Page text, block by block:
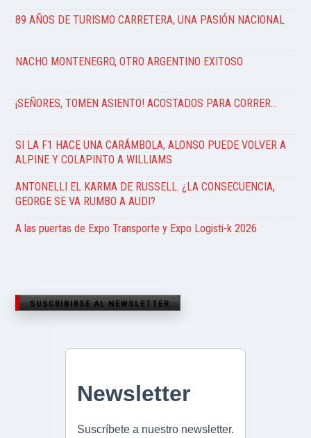
89 AÑOS DE TURISMO CARRETERA, UNA PASIÓN NACIONAL
NACHO MONTENEGRO, OTRO ARGENTINO EXITOSO
¡SEÑORES, TOMEN ASIENTO! ACOSTADOS PARA CORRER…
SI LA F1 HACE UNA CARÁMBOLA, ALONSO PUEDE VOLVER A
ALPINE Y COLAPINTO A WILLIAMS
ANTONELLI EL KARMA DE RUSSELL. ¿LA CONSECUENCIA,
GEORGE SE VA RUMBO A AUDI?
A las puertas de Expo Transporte y Expo Logisti-k 2026
SUSCRIBIRSE AL NEWSLETTER